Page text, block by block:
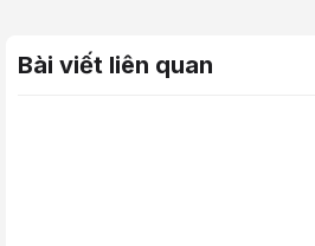
Bài viết liên quan